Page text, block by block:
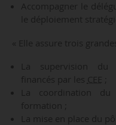
Accompagner le
le déploiement
« Elle assure trois
La supervision du
financés par les CEE
La coordination
formation ;
La mise en place du